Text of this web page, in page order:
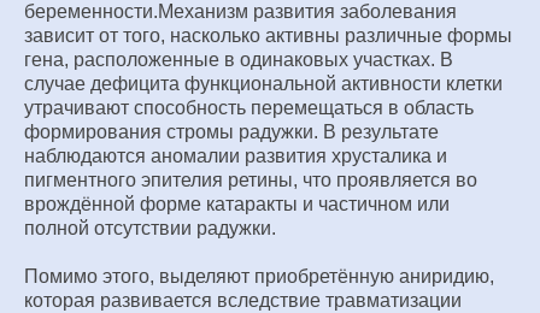
беременности.Механизм развития заболевания
зависит от того, насколько активны различные формы
гена, расположенные в одинаковых участках. В
случае дефицита функциональной активности клетки
утрачивают способность перемещаться в область
формирования стромы радужки. В результате
наблюдаются аномалии развития хрусталика и
пигментного эпителия ретины, что проявляется во
врождённой форме катаракты и частичном или
полной отсутствии радужки.
Помимо этого, выделяют приобретённую аниридию,
которая развивается вследствие травматизации